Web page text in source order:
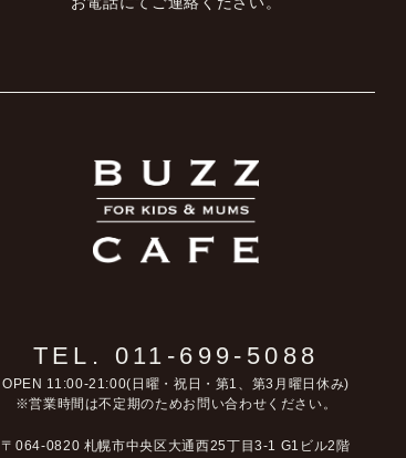
TEL. 011-699-5088
OPEN 11:00-21:00(日曜・祝日・第1、第3月曜日休み)
※営業時間は不定期のためお問い合わせください。
〒064-0820 札幌市中央区大通西25丁目3-1 G1ビル2階